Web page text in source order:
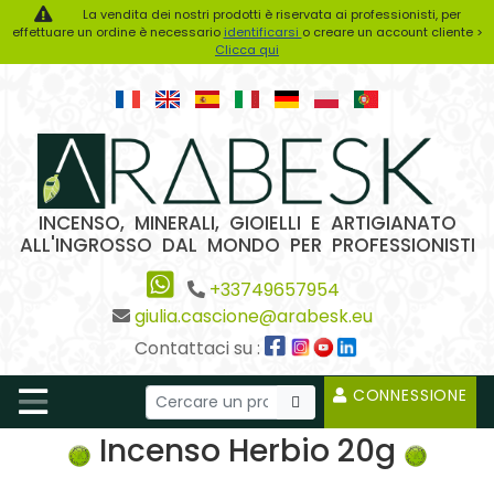
La vendita dei nostri prodotti è riservata ai professionisti, per
effettuare un ordine è necessario identificarsi o creare un account cliente >
Clicca qui
INCENSO, MINERALI, GIOIELLI E ARTIGIANATO
ALL'INGROSSO DAL MONDO PER PROFESSIONISTI
+33749657954
giulia.cascione@arabesk.eu
Contattaci su :
CONNESSIONE
Incenso Herbio 20g